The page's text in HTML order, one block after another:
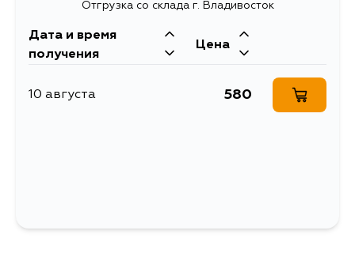
Honda
Кузов Двигатель
B20B, B18B, D16A
Отгрузка со склада г. Владивосток
Дата и время
получения
Цена
10 августа 580